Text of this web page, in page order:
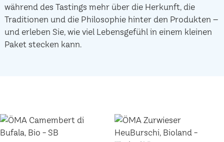
während des Tastings mehr über die Herkunft, die
Traditionen und die Philosophie hinter den Produkten –
und erleben Sie, wie viel Lebensgefühl in einem kleinen
Paket stecken kann.